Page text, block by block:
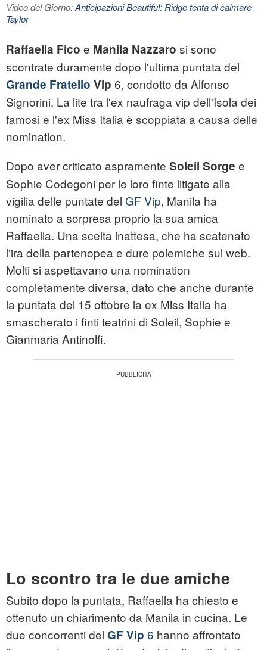
Video del Giorno:Anticipazioni Beautiful: Ridge tenta di calmare
Taylor
Raffaella Fico e Manila Nazzaro si sono
scontrate duramente dopo l'ultima puntata del
Grande Fratello Vip 6, condotto da Alfonso
Signorini. La lite tra l'ex naufraga vip dell'Isola dei
famosi e l'ex Miss Italia è scoppiata a causa delle
nomination.
Dopo aver criticato aspramente Soleil Sorge e
Sophie Codegoni per le loro finte litigate alla
vigilia delle puntate del GF Vip, Manila ha
nominato a sorpresa proprio la sua amica
Raffaella. Una scelta inattesa, che ha scatenato
l'ira della partenopea e dure polemiche sul web.
Molti si aspettavano una nomination
completamente diversa, dato che anche durante
la puntata del 15 ottobre la ex Miss Italia ha
smascherato i finti teatrini di Soleil, Sophie e
Gianmaria Antinolfi.
Lo scontro tra le due amiche
Subito dopo la puntata, Raffaella ha chiesto e
ottenuto un chiarimento da Manila in cucina. Le
due concorrenti del GF Vip 6 hanno affrontato